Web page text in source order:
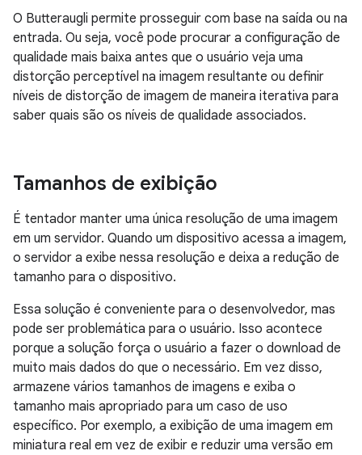
O Butteraugli permite prosseguir com base na saída ou na
entrada. Ou seja, você pode procurar a configuração de
qualidade mais baixa antes que o usuário veja uma
distorção perceptível na imagem resultante ou definir
níveis de distorção de imagem de maneira iterativa para
saber quais são os níveis de qualidade associados.
Tamanhos de exibição
É tentador manter uma única resolução de uma imagem
em um servidor. Quando um dispositivo acessa a imagem,
o servidor a exibe nessa resolução e deixa a redução de
tamanho para o dispositivo.
Essa solução é conveniente para o desenvolvedor, mas
pode ser problemática para o usuário. Isso acontece
porque a solução força o usuário a fazer o download de
muito mais dados do que o necessário. Em vez disso,
armazene vários tamanhos de imagens e exiba o
tamanho mais apropriado para um caso de uso
específico. Por exemplo, a exibição de uma imagem em
miniatura real em vez de exibir e reduzir uma versão em